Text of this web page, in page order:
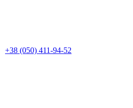
+38 (050) 411-94-52